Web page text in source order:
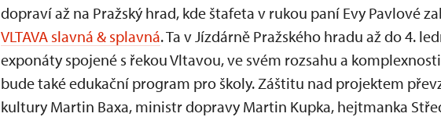
dopraví až na Pražský hrad, kde štafeta v rukou paní Evy Pavlové
VLTAVA slavná & splavná. Ta v Jízdárně Pražského hradu až do 4.
exponáty spojené s řekou Vltavou, ve svém rozsahu a
bude také edukační program pro školy. Záštitu nad projektem
kultury Martin Baxa, ministr dopravy Martin Kupka, hejtmanka